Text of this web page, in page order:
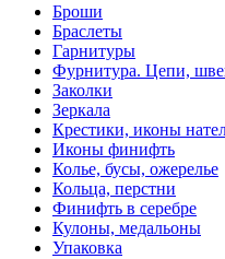
Броши
Браслеты
Гарнитуры
Фурнитура. Цепи,
Заколки
Зеркала
Крестики, иконы
Иконы финифть
Колье, бусы, ожерелье
Кольца, перстни
Финифть в серебре
Кулоны, медальоны
Упаковка